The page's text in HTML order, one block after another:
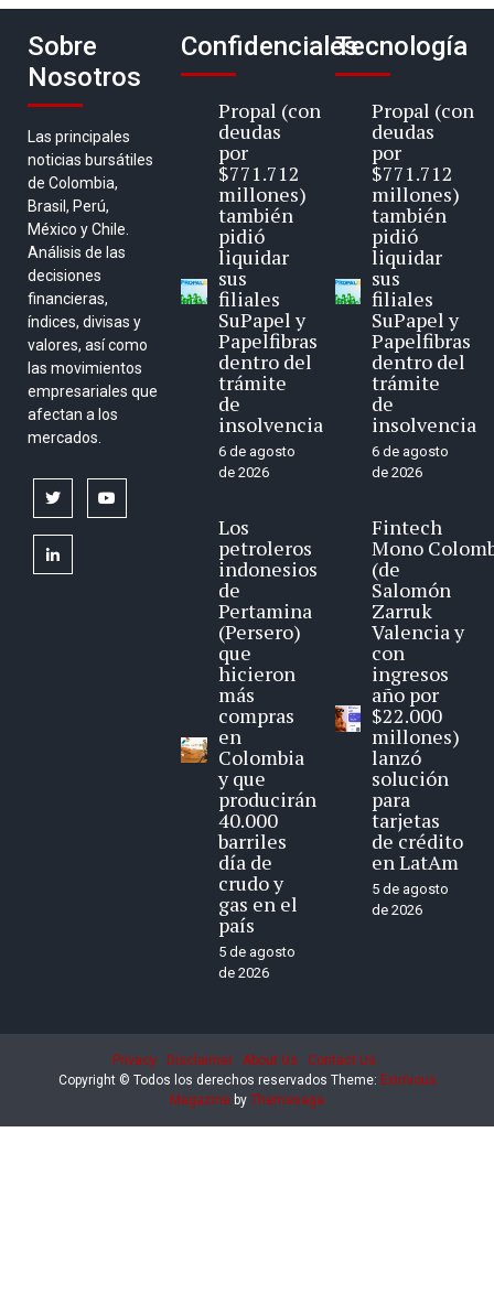
Sobre
Nosotros
Las principales
noticias bursátiles
de Colombia,
Brasil, Perú,
México y Chile.
Análisis de las
decisiones
financieras,
índices, divisas y
valores, así como
las movimientos
empresariales que
afectan a los
mercados.
twitter
linkedin
Confidenciales
Propal (con
deudas
por
$771.712
millones)
también
pidió
liquidar
sus
filiales
SuPapel y
Papelfibras
dentro del
trámite
de
insolvencia
6 de agosto
de 2026
Los
petroleros
indonesios
de
Pertamina
(Persero)
que
hicieron
más
compras
en
Colombia
y que
producirán
40.000
barriles
día de
crudo y
gas en el
país
5 de agosto
de 2026
Tecnología
Propal (con
deudas
por
$771.712
millones)
también
pidió
liquidar
sus
filiales
SuPapel y
Papelfibras
dentro del
trámite
de
insolvencia
6 de agosto
de 2026
Fintech
Mono
(de
Salomón
Zarruk
Valencia y
con
ingresos
año por
$22.000
millones)
lanzó
solución
para
tarjetas
de crédito
en LatAm
5 de agosto
de 2026
Privacy Disclaimer About Us
Contact Us
Copyright © Todos los derechos reservados Theme: Eximious
Magazine by Themesaga